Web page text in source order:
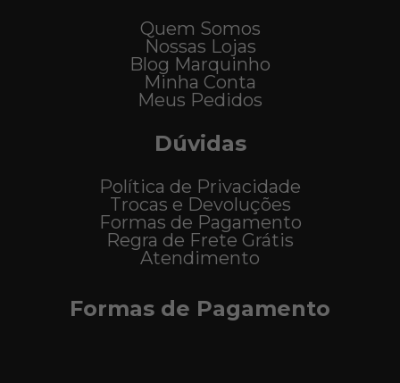
Quem Somos
Nossas Lojas
Blog Marquinho
Minha Conta
Meus Pedidos
Dúvidas
Política de Privacidade
Trocas e Devoluções
Formas de Pagamento
Regra de Frete Grátis
Atendimento
Formas de Pagamento